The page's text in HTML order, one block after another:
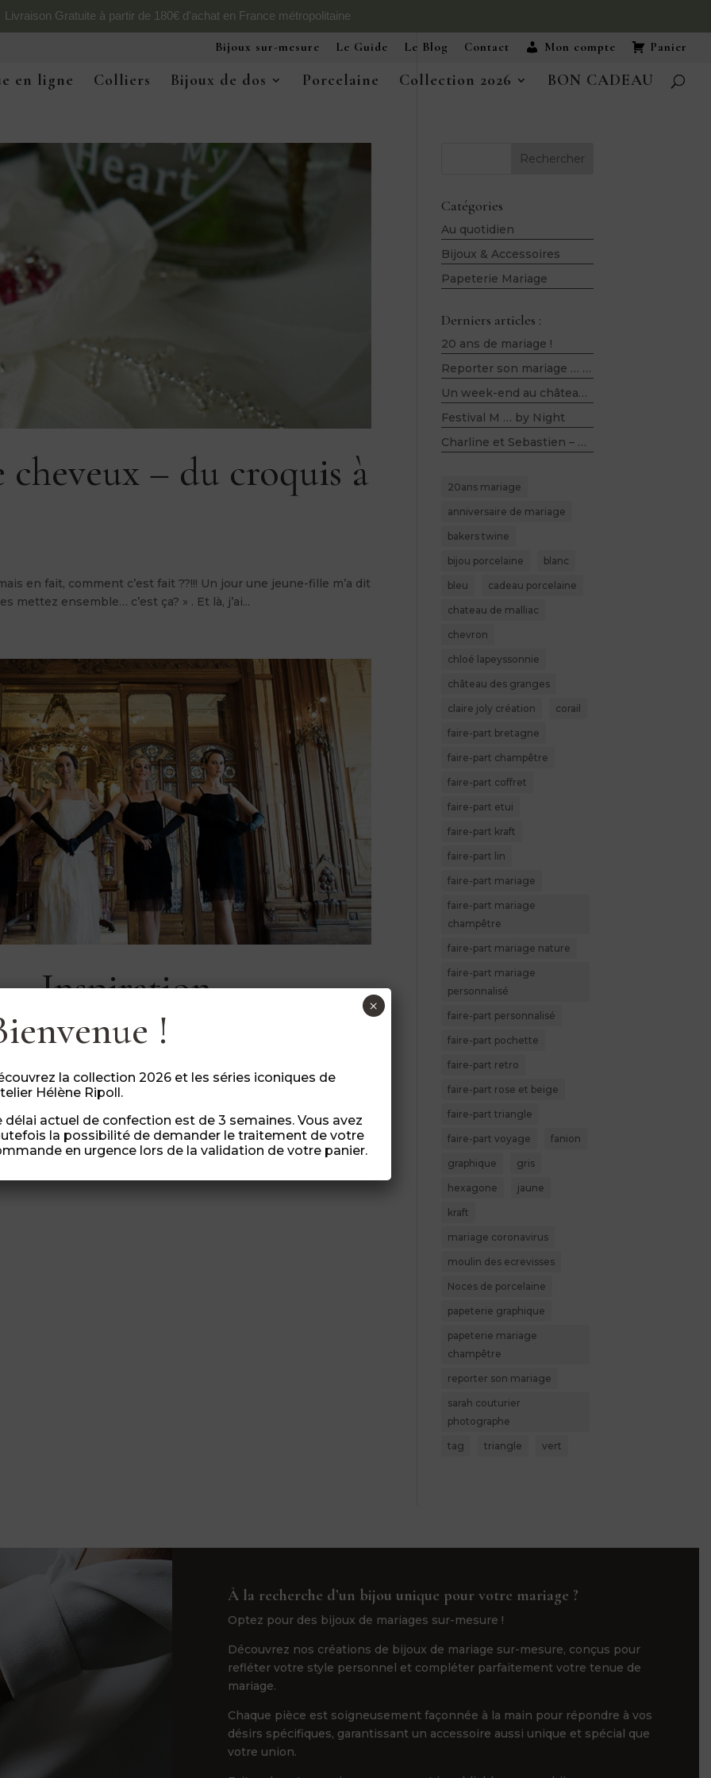
Livraison Gratuite à partir de 180€ d'achat en France métropolitaine
Bijoux sur-mesure Le Guide Le Blog Contact Mon compte Panier
en ligne Colliers Bijoux de dos Porcelaine Collection 2026 BON CADEAU
– du croquis à
en fait, comment c’est fait ??!!! Un jour une jeune-fille m’a dit
mettez ensemble… c’est ça? » . Et là, j’ai...
– Inspiration
dans votre mariage !! Il y a quelques temps l’Hôtel
l’occasion un headband en dentelle de perles a été créé
Des perles de...
Rechercher
Catégories
Au quotidien
Bijoux & Accessoires
Papeterie Mariage
Derniers articles :
20 ans de mariage !
Reporter son mariage … et rester sereine
Un week-end au château …
Festival M … by Night
Charline et Sebastien – Mariage champêtre,kraft, bois, lin et violet – Salle du Belloy (60)
20ans mariage
anniversaire de mariage
bakers twine
bijou porcelaine blanc
bleu cadeau porcelaine
chateau de malliac
chevron
chloé lapeyssonnie
château des granges
claire joly création corail
faire-part bretagne
faire-part champêtre
faire-part coffret
faire-part etui
faire-part kraft
faire-part lin
faire-part mariage
faire-part mariage
champêtre
faire-part mariage nature
faire-part mariage
personnalisé
faire-part personnalisé
faire-part pochette
faire-part retro
faire-part rose et beige
faire-part triangle
faire-part voyage fanion
graphique gris
hexagone jaune
kraft
mariage coronavirus
moulin des ecrevisses
Noces de porcelaine
papeterie graphique
papeterie mariage
champêtre
reporter son mariage
sarah couturier
photographe
tag triangle vert
À la recherche d’un bijou unique pour votre mariage ?
Optez pour des bijoux de mariages sur-mesure !
Découvrez nos créations de bijoux de mariage sur-mesure, conçus pour
refléter votre style personnel et compléter parfaitement votre tenue de
mariage.
Chaque pièce est soigneusement façonnée à la main pour répondre à vos
désirs spécifiques, garantissant un accessoire aussi unique et spécial que
votre union.
!
la collection 2026 et les séries iconiques de
Hélène Ripoll.
délai actuel de confection est de 3 semaines. Vous avez
la possibilité de demander le traitement de votre
en urgence lors de la validation de votre panier.
×